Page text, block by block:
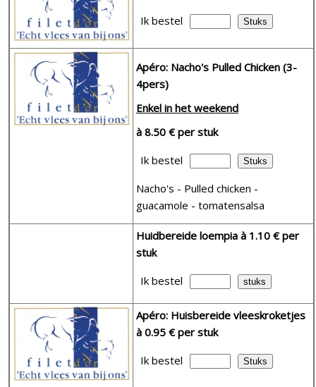
Ik bestel
Apéro: Nacho's Pulled Chicken (3-
4pers)
Enkel in het weekend
à 8.50 € per stuk
Ik bestel
Nacho's - Pulled chicken -
guacamole - tomatensalsa
Huidbereide loempia à 1.10 € per
stuk
Ik bestel
Apéro: Huisbereide vleeskroketjes
à 0.95 € per stuk
Ik bestel